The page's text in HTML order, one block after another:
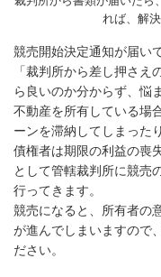
れば、解
競売開始決定通知が届い
「裁判所から差し押さ
ら良いのか分からず、悩
不動産を所有している場
ーンを滞納してしまった
債権者は期限の利益の喪
として管轄裁判所に競売
行ってきます。
競売になると、所有者の
が進んでしまいますので
ださい。